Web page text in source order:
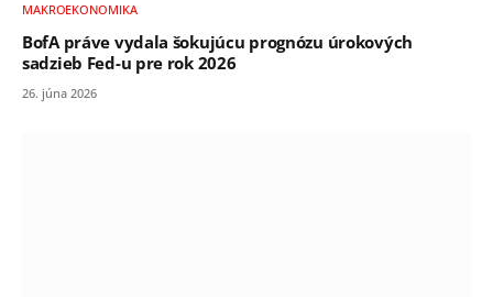
MAKROEKONOMIKA
BofA práve vydala šokujúcu prognózu úrokových
sadzieb Fed-u pre rok 2026
26. júna 2026